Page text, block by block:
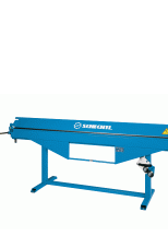
листогиба можно
профилей и
немецких производителей